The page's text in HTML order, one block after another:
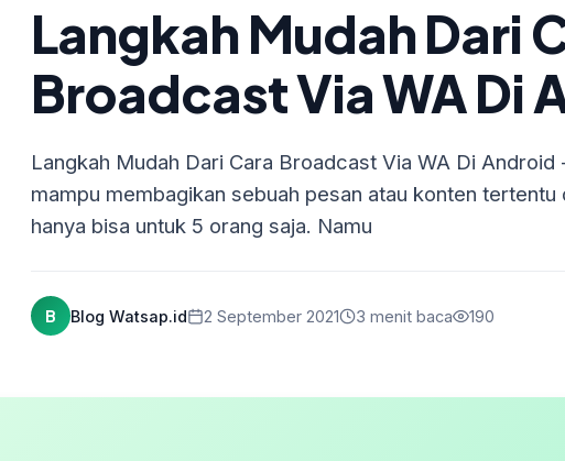
Langkah Mudah Dari
Broadcast Via WA Di
Langkah Mudah Dari Cara Broadcast Via WA Di
mampu membagikan sebuah pesan atau konten
hanya bisa untuk 5 orang saja. Namu
B Blog Watsap.id 2 September 2021 3 menit baca 190